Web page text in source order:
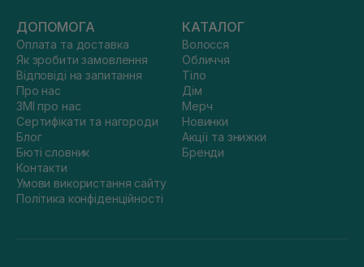
ДОПОМОГА
Оплата та доставка
Як зробити замовлення
Відповіді на запитання
Про нас
ЗМІ про нас
Сертифікати та нагороди
Блог
Бюті словник
Контакти
Умови використання сайту
Політика конфіденційності
КАТАЛОГ
Волосся
Обличчя
Тіло
Дім
Мерч
Новинки
Акції та знижки
Бренди